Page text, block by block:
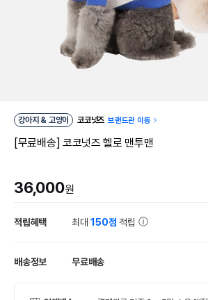
강아지 & 고양이 코코넛즈 브랜드관 이동
[무료배송] 코코넛즈 헬로 맨투맨
36,000원
적립혜택 최대150점 적립
배송정보 무료배송